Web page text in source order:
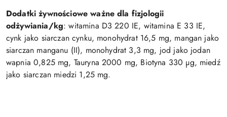
Dodatki żywnościowe ważne dla fizjologii
odżywiania/kg: witamina D3 220 IE, witamina E 33 IE,
cynk jako siarczan cynku, monohydrat 16,5 mg, mangan jako
siarczan manganu (II), monohydrat 3,3 mg, jod jako jodan
wapnia 0,825 mg, Tauryna 2000 mg, Biotyna 330 µg, miedź
jako siarczan miedzi 1,25 mg.